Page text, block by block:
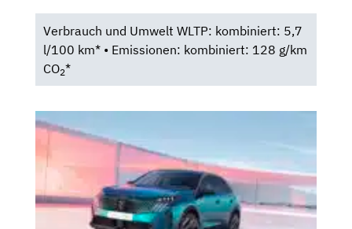
Verbrauch und Umwelt WLTP: kombiniert: 5,7
l/100 km* • Emissionen: kombiniert: 128 g/km
CO2*